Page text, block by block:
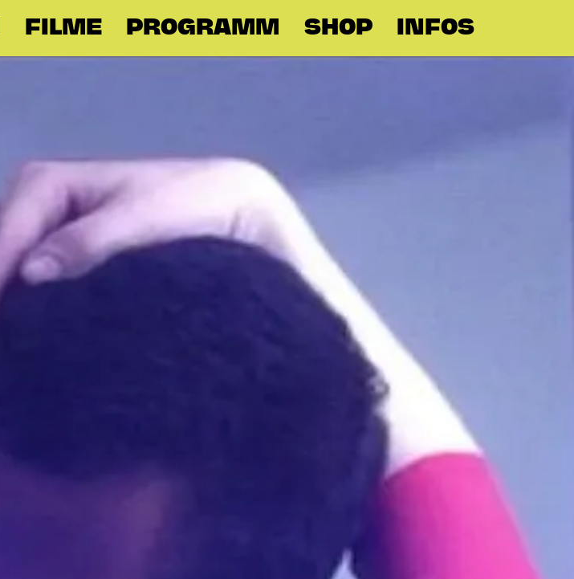
FILME PROGRAMM SHOP INFOS